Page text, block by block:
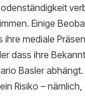
Einige
ihre mediale
dass ihre
Basler
Risiko –